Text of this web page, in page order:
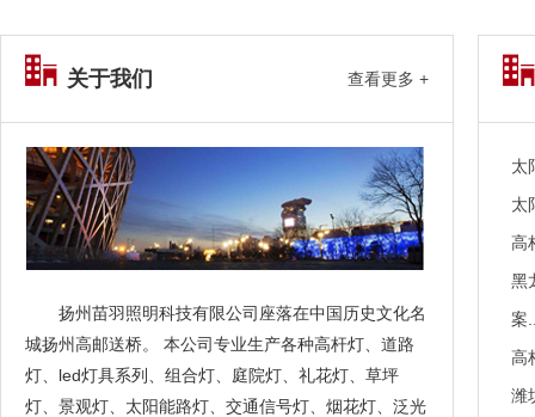
关于我们 查看更多 +
扬州苗羽照明科技有限公司座落在中国历史文化名
城扬州高邮送桥。 本公司专业生产各种高杆灯、道路
灯、led灯具系列、组合灯、庭院灯、礼花灯、草坪
灯、景观灯、太阳能路灯、交通信号灯、烟花灯、泛光
太
太
高
黑
案
高
潍